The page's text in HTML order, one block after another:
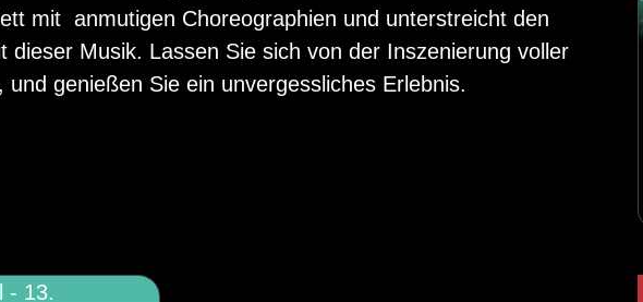
mit anmutigen Choreographien und unterstreicht den
dieser Musik. Lassen Sie sich von der Inszenierung voller
genießen Sie ein unvergessliches Erlebnis.